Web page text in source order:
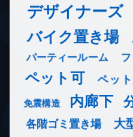
デザイナーズ
バイク置き場
パーティールーム
ペット可 ペッ
免震構造 内廊下
各階ゴミ置き場 大